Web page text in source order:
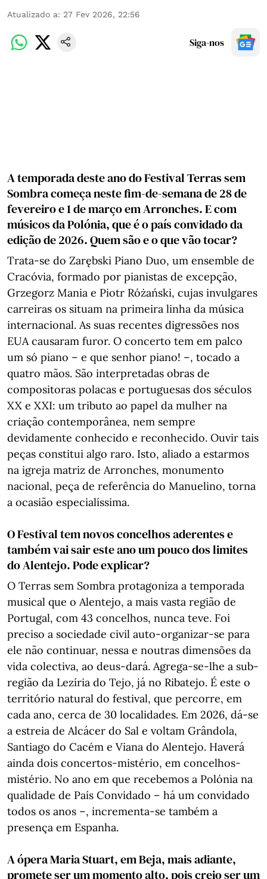
Atualizado a: 27 Fev 2026, 22:56
Siga-nos
A temporada deste ano do Festival Terras sem
Sombra começa neste fim-de-semana de 28 de
fevereiro e 1 de março em Arronches. E com
músicos da Polónia, que é o país convidado da
edição de 2026. Quem são e o que vão tocar?
Trata-se do Zarębski Piano Duo, um ensemble de
Cracóvia, formado por pianistas de excepção,
Grzegorz Mania e Piotr Różański, cujas invulgares
carreiras os situam na primeira linha da música
internacional. As suas recentes digressões nos
EUA causaram furor. O concerto tem em palco
um só piano – e que senhor piano! –, tocado a
quatro mãos. São interpretadas obras de
compositoras polacas e portuguesas dos séculos
XX e XXI: um tributo ao papel da mulher na
criação contemporânea, nem sempre
devidamente conhecido e reconhecido. Ouvir tais
peças constitui algo raro. Isto, aliado a estarmos
na igreja matriz de Arronches, monumento
nacional, peça de referência do Manuelino, torna
a ocasião especialíssima.
O Festival tem novos concelhos aderentes e
também vai sair este ano um pouco dos limites
do Alentejo. Pode explicar?
O Terras sem Sombra protagoniza a temporada
musical que o Alentejo, a mais vasta região de
Portugal, com 43 concelhos, nunca teve. Foi
preciso a sociedade civil auto-organizar-se para
ele não continuar, nessa e noutras dimensões da
vida colectiva, ao deus-dará. Agrega-se-lhe a sub-
região da Lezíria do Tejo, já no Ribatejo. É este o
território natural do festival, que percorre, em
cada ano, cerca de 30 localidades. Em 2026, dá-se
a estreia de Alcácer do Sal e voltam Grândola,
Santiago do Cacém e Viana do Alentejo. Haverá
ainda dois concertos-mistério, em concelhos-
mistério. No ano em que recebemos a Polónia na
qualidade de País Convidado – há um convidado
todos os anos –, incrementa-se também a
presença em Espanha.
A ópera Maria Stuart, em Beja, mais adiante,
promete ser um momento alto, pois creio ser um